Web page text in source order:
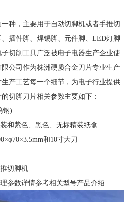
种，主要用于自动切脚机或者手推切
插件脚、焊锡脚、元件脚、LED灯脚
切削工具广泛被电子电器生产企业使
公司作为株洲硬质合金刀片专业生产
产工艺每一个细节，为电子行业提供
切脚刀片相关参数主要如下：
钢)
和紫色、黑色、无标精装纸盒
和10寸大刀
切脚机
参数详情参考相关型号产品介绍